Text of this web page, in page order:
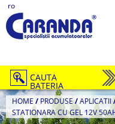
ro
CAUTA
BATERIA
HOME / PRODUSE/APLICATII
STATIONARA CU GEL 12V